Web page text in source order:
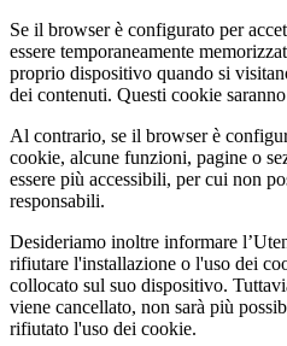
Se il browser è configurato per
essere temporaneamente
proprio dispositivo quando si
dei contenuti. Questi cookie
Al contrario, se il browser è
cookie, alcune funzioni, pagine o
essere più accessibili, per cui non
responsabili.
Desideriamo inoltre informare
rifiutare l'installazione o l'uso dei
collocato sul suo dispositivo.
viene cancellato, non sarà più
rifiutato l'uso dei cookie.